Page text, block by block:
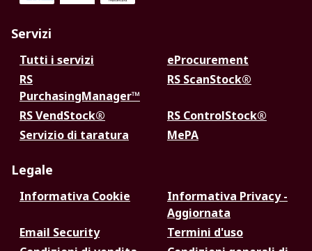
Servizi
Tutti i servizi
eProcurement
RS
PurchasingManager™
RS ScanStock®
RS VendStock®
RS ControlStock®
Servizio di taratura
MePA
Legale
Informativa Cookie
Informativa Privacy -
Aggiornata
Email Security
Termini d'uso